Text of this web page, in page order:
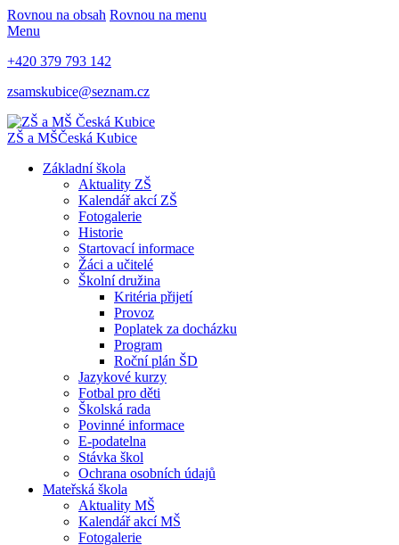
Rovnou na obsah Rovnou na menu
Menu
+420 379 793 142
zsamskubice@seznam.cz
ZŠ a MŠČeská Kubice
Základní škola
Aktuality ZŠ
Kalendář akcí ZŠ
Fotogalerie
Historie
Startovací informace
Žáci a učitelé
Školní družina
Kritéria přijetí
Provoz
Poplatek za docházku
Program
Roční plán ŠD
Jazykové kurzy
Fotbal pro děti
Školská rada
Povinné informace
E-podatelna
Stávka škol
Ochrana osobních údajů
Mateřská škola
Aktuality MŠ
Kalendář akcí MŠ
Fotogalerie